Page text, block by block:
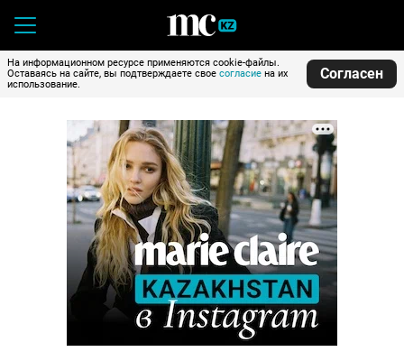
На информационном ресурсе применяются cookie-файлы.
Оставаясь на сайте, вы подтверждаете свое согласие на их
использование.
Согласен